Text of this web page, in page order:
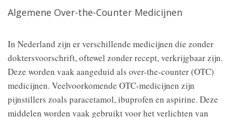
Algemene Over-the-Counter Medicijnen
In Nederland zijn er verschillende medicijnen die zonder
doktersvoorschrift, oftewel zonder recept, verkrijgbaar zijn.
Deze worden vaak aangeduid als over-the-counter (OTC)
medicijnen. Veelvoorkomende OTC-medicijnen zijn
pijnstillers zoals paracetamol, ibuprofen en aspirine. Deze
middelen worden vaak gebruikt voor het verlichten van